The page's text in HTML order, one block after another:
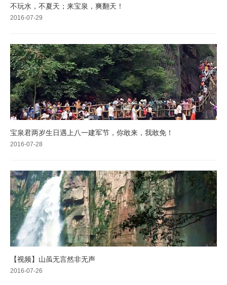
不玩水，不夏天；来宝泉，爽翻天！
2016-07-29
宝泉君两岁生日遇上八一建军节，你敢来，我敢免！
2016-07-28
【视频】山虽无言然非无声
2016-07-26